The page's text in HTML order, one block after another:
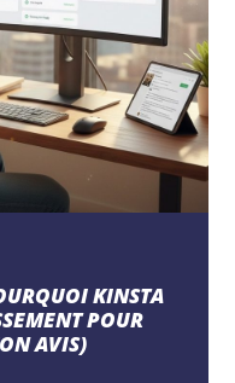
KINSTA
POUR
AVIS)